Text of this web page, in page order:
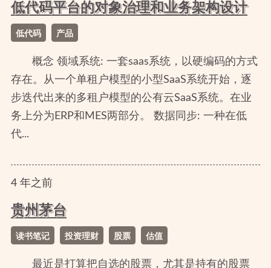
低代码平台的对象治理和业务架构设计
低代码 产品
概念 领域系统: 一套saas系统，以硬编码的方式
存在。从一个单租户模型的小型SaaS系统开始，逐
步迭代出来的多租户模型的公有云SaaS系统。在业
务上分为ERP和MES两部分。 数据同步: 一种在低
代...
4年之前
贵州茅台
读书笔记 投资理财 股票 估值
最近是打算把自选的股票，尤其是持有的股票